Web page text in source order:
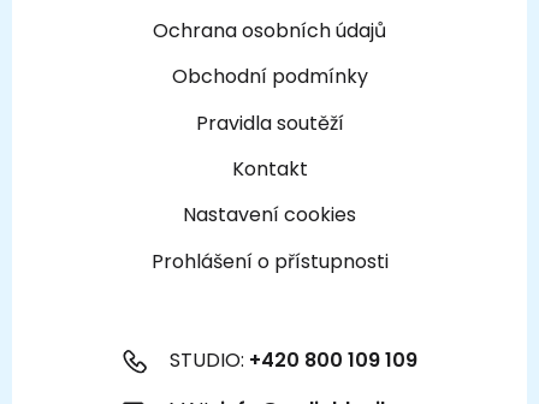
Ochrana osobních údajů
Obchodní podmínky
Pravidla soutěží
Kontakt
Nastavení cookies
Prohlášení o přístupnosti
STUDIO: +420 800 109 109